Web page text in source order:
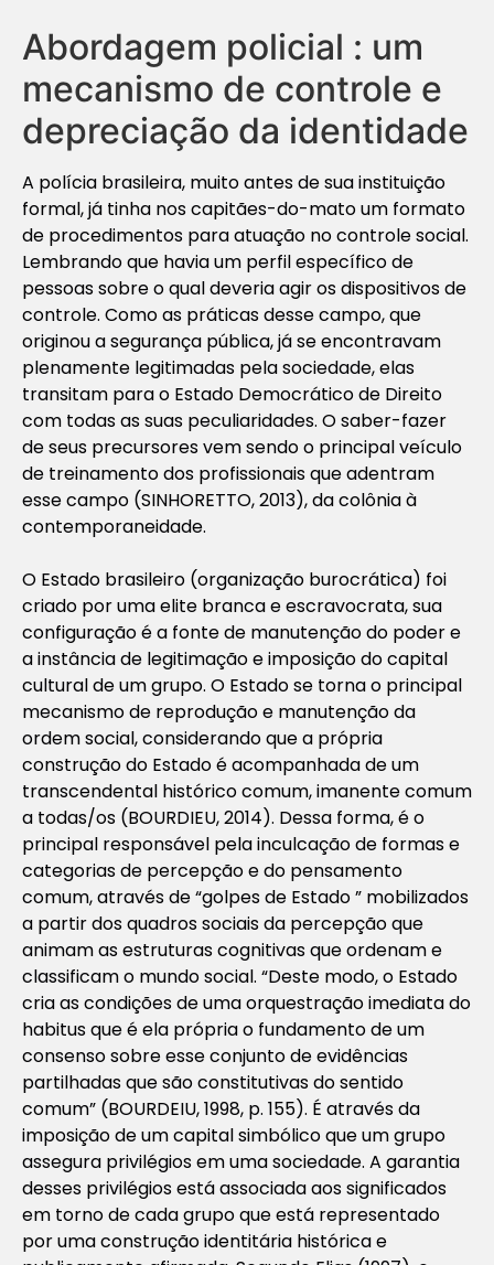
Abordagem policial : um
mecanismo de controle e
depreciação da identidade
A polícia brasileira, muito antes de sua instituição
formal, já tinha nos capitães-do-mato um formato
de procedimentos para atuação no controle social.
Lembrando que havia um perfil específico de
pessoas sobre o qual deveria agir os dispositivos de
controle. Como as práticas desse campo, que
originou a segurança pública, já se encontravam
plenamente legitimadas pela sociedade, elas
transitam para o Estado Democrático de Direito
com todas as suas peculiaridades. O saber-fazer
de seus precursores vem sendo o principal veículo
de treinamento dos profissionais que adentram
esse campo (SINHORETTO, 2013), da colônia à
contemporaneidade.
O Estado brasileiro (organização burocrática) foi
criado por uma elite branca e escravocrata, sua
configuração é a fonte de manutenção do poder e
a instância de legitimação e imposição do capital
cultural de um grupo. O Estado se torna o principal
mecanismo de reprodução e manutenção da
ordem social, considerando que a própria
construção do Estado é acompanhada de um
transcendental histórico comum, imanente comum
a todas/os (BOURDIEU, 2014). Dessa forma, é o
principal responsável pela inculcação de formas e
categorias de percepção e do pensamento
comum, através de “golpes de Estado ” mobilizados
a partir dos quadros sociais da percepção que
animam as estruturas cognitivas que ordenam e
classificam o mundo social. “Deste modo, o Estado
cria as condições de uma orquestração imediata do
habitus que é ela própria o fundamento de um
consenso sobre esse conjunto de evidências
partilhadas que são constitutivas do sentido
comum” (BOURDEIU, 1998, p. 155). É através da
imposição de um capital simbólico que um grupo
assegura privilégios em uma sociedade. A garantia
desses privilégios está associada aos significados
em torno de cada grupo que está representado
por uma construção identitária histórica e